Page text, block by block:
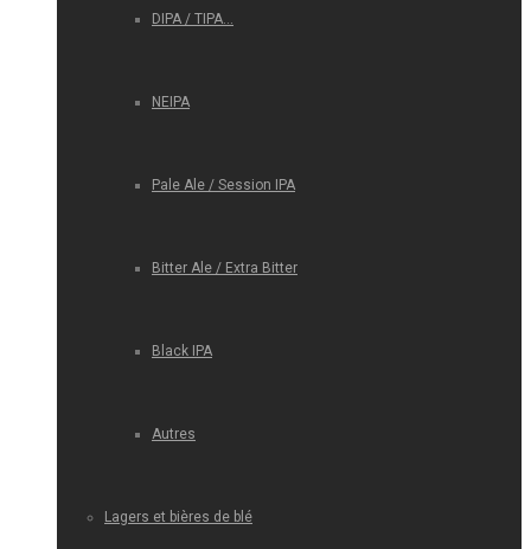
DIPA / TIPA…
NEIPA
Pale Ale / Session IPA
Bitter Ale / Extra Bitter
Black IPA
Autres
Lagers et bières de blé